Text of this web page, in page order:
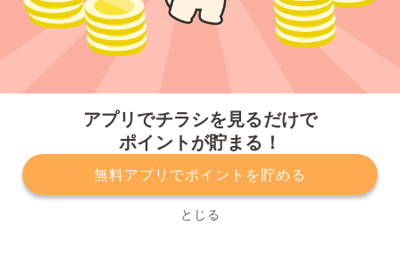
アプリでチラシを見るだけで
ポイントが貯まる！
無料アプリでポイントを貯める
とじる
プライバシーポリシー 利用規約
運営会社
サービスに関してのお問い合わせ